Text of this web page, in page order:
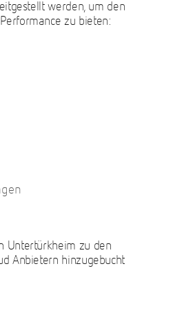
werden, um den
zu bieten:
Untertürkheim zu den
Anbietern hinzugebucht